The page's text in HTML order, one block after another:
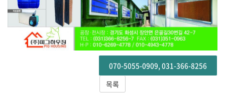
070-5055-0909, 031-366-8256
목록